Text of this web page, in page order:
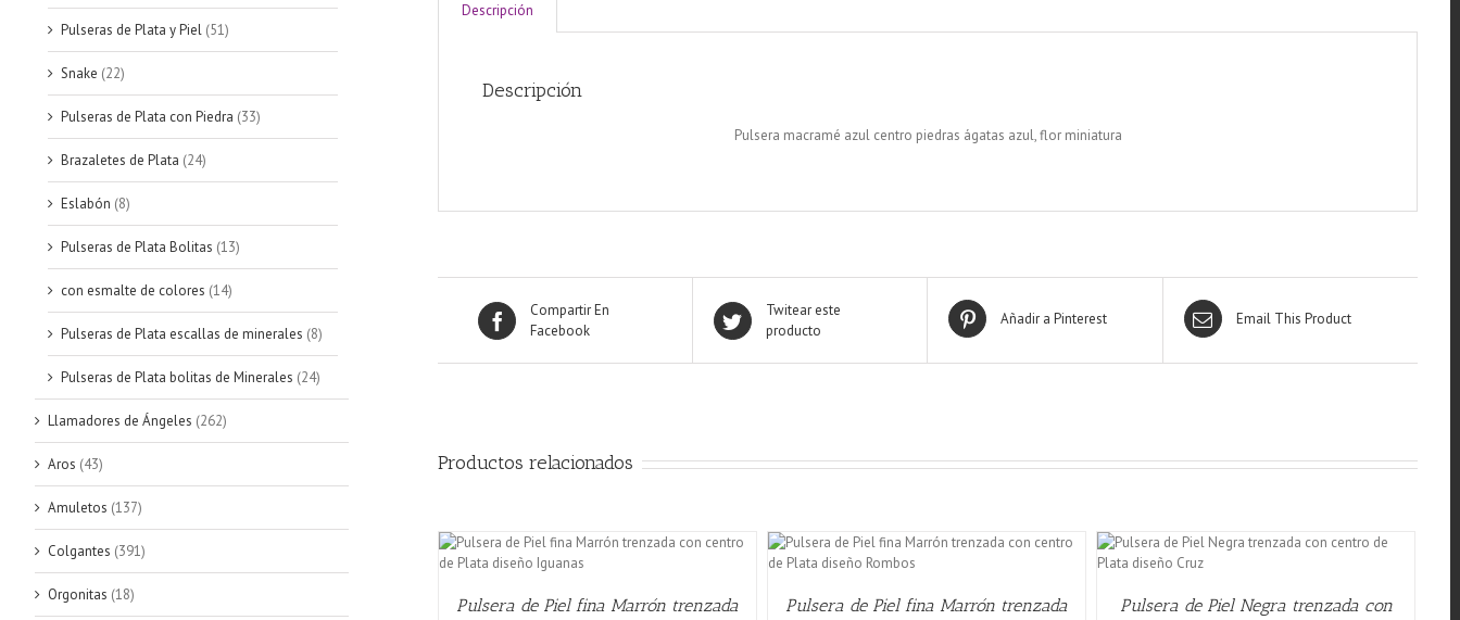
Descripción
Descripción
Pulsera macramé azul centro piedras ágatas azul, flor miniatura
Compartir En
Facebook
Twitear este
producto
Añadir a Pinterest Email This Product
Productos relacionados
Pulsera de Piel fina Marrón trenzada
AÑADIR AL CARRITO
Pulsera de Piel fina Marrón trenzada
AÑADIR AL CARRITO
Pulsera de Piel Negra trenzada con
Pulseras de Plata y Piel (51)
Snake (22)
Pulseras de Plata con Piedra (33)
Brazaletes de Plata (24)
Eslabón (8)
Pulseras de Plata Bolitas (13)
con esmalte de colores (14)
Pulseras de Plata escallas de minerales (8)
Pulseras de Plata bolitas de Minerales (24)
Llamadores de Ángeles (262)
Aros (43)
Amuletos (137)
Colgantes (391)
Orgonitas (18)